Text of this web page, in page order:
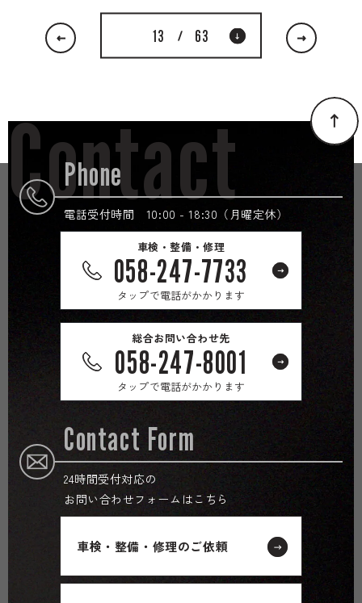
13 / 63
Phone
電話受付時間 10:00 - 18:30（月曜定休）
車検・整備・修理
058-247-7733
タップで電話がかかります
総合お問い合わせ先
058-247-8001
タップで電話がかかります
Contact Form
24時間受付対応の
お問い合わせフォームはこちら
車検・整備・修理のご依頼
Contact